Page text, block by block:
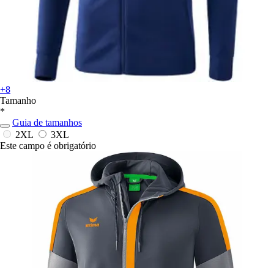
+8
Tamanho
*
Guia de tamanhos
2XL
3XL
Este campo é obrigatório